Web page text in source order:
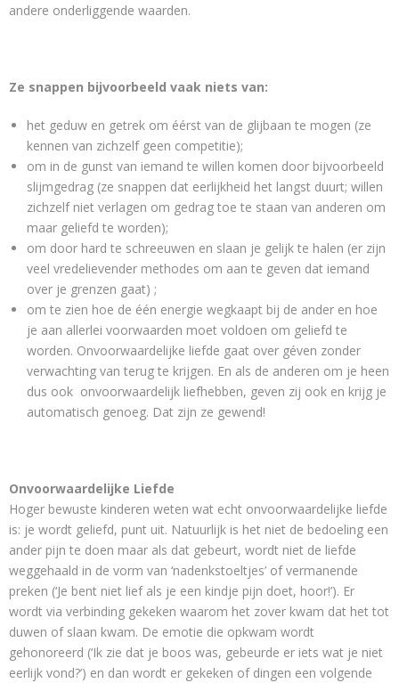
andere onderliggende waarden.
Ze snappen bijvoorbeeld vaak niets van:
het geduw en getrek om éérst van de glijbaan te mogen (ze
kennen van zichzelf geen competitie);
om in de gunst van iemand te willen komen door bijvoorbeeld
slijmgedrag (ze snappen dat eerlijkheid het langst duurt; willen
zichzelf niet verlagen om gedrag toe te staan van anderen om
maar geliefd te worden);
om door hard te schreeuwen en slaan je gelijk te halen (er zijn
veel vredelievender methodes om aan te geven dat iemand
over je grenzen gaat) ;
om te zien hoe de één energie wegkaapt bij de ander en hoe
je aan allerlei voorwaarden moet voldoen om geliefd te
worden. Onvoorwaardelijke liefde gaat over géven zonder
verwachting van terug te krijgen. En als de anderen om je heen
dus ook onvoorwaardelijk liefhebben, geven zij ook en krijg je
automatisch genoeg. Dat zijn ze gewend!
Onvoorwaardelijke Liefde
Hoger bewuste kinderen weten wat echt onvoorwaardelijke liefde
is: je wordt geliefd, punt uit. Natuurlijk is het niet de bedoeling een
ander pijn te doen maar als dat gebeurt, wordt niet de liefde
weggehaald in de vorm van ‘nadenkstoeltjes’ of vermanende
preken (‘Je bent niet lief als je een kindje pijn doet, hoor!’). Er
wordt via verbinding gekeken waarom het zover kwam dat het tot
duwen of slaan kwam. De emotie die opkwam wordt
gehonoreerd (‘Ik zie dat je boos was, gebeurde er iets wat je niet
eerlijk vond?’) en dan wordt er gekeken of dingen een volgende